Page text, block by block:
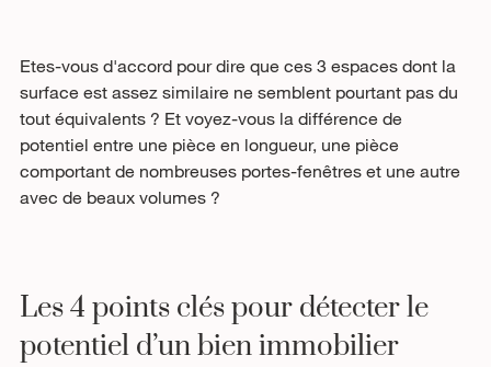
Etes-vous d'accord pour dire que ces 3 espaces dont la
surface est assez similaire ne semblent pourtant pas du
tout équivalents ? Et voyez-vous la différence de
potentiel entre une pièce en longueur, une pièce
comportant de nombreuses portes-fenêtres et une autre
avec de beaux volumes ?
Les 4 points clés pour détecter le
potentiel d’un bien immobilier